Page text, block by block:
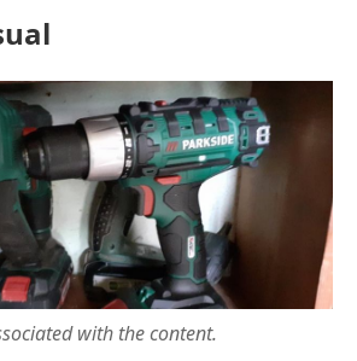
with the content.